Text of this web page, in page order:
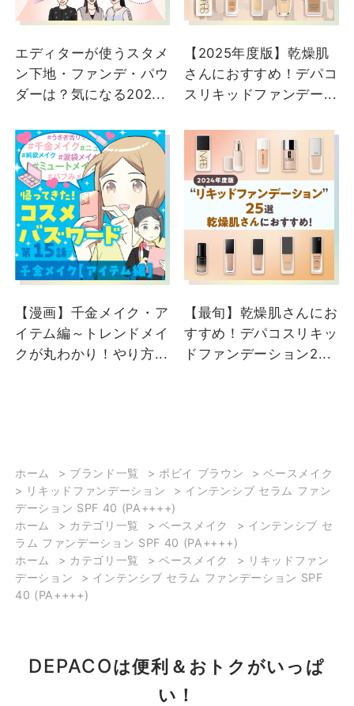
エディターが使うスタメ
ン下地・ファンデ・パウ
ダーは？気になる202...
【2025年度版】乾燥肌
さんにおすすめ！デパコ
スリキッドファンデー...
【漫画】千金メイク・ア
イテム編～トレンドメイ
クが丸わかり！やり方...
【最旬】乾燥肌さんにお
すすめ！デパコスリキッ
ドファンデーション2...
ホーム > ブランド一覧 > ボビイ ブラウン >ベースメイク
> リキッドファンデーション > インテンシブ セラム ファン
デーション SPF 40 (PA++++)
ホーム
> カテゴリ一覧 >ベースメイク > インテンシブ セ
ラム ファンデーション SPF 40 (PA++++)
ホーム
> カテゴリ一覧 >ベースメイク > リキッドファン
デーション
> インテンシブ セラム ファンデーション SPF
40 (PA++++)
DEPACOは便利＆おトクがいっぱ
い！